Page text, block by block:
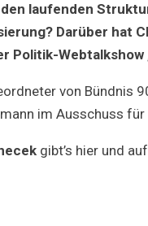
laufenden
Darüber hat
Politik-
von Bündnis
im Ausschuss
gibt’s hier und